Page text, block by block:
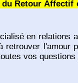
Retour Affectif
en relations
retrouver l'amour
vos